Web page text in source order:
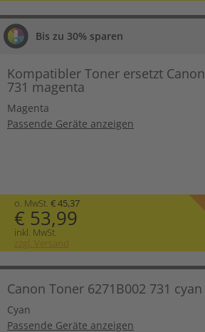
Bis zu 30% sparen
Kompatibler Toner ersetzt Canon
731 magenta
Magenta
Passende Geräte anzeigen
o. MwSt. € 45,37
€ 53,99
inkl. MwSt.
zzgl. Versand
Canon Toner 6271B002 731 cyan
Cyan
Passende Geräte anzeigen